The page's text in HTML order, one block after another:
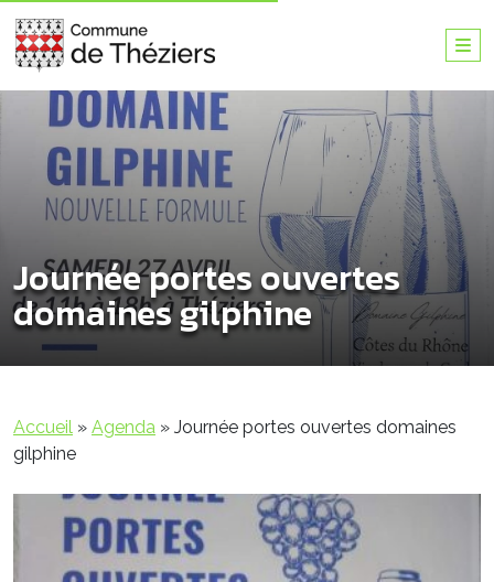
Journée portes ouvertes
domaines gilphine
Accueil » Agenda » Journée portes ouvertes domaines
gilphine